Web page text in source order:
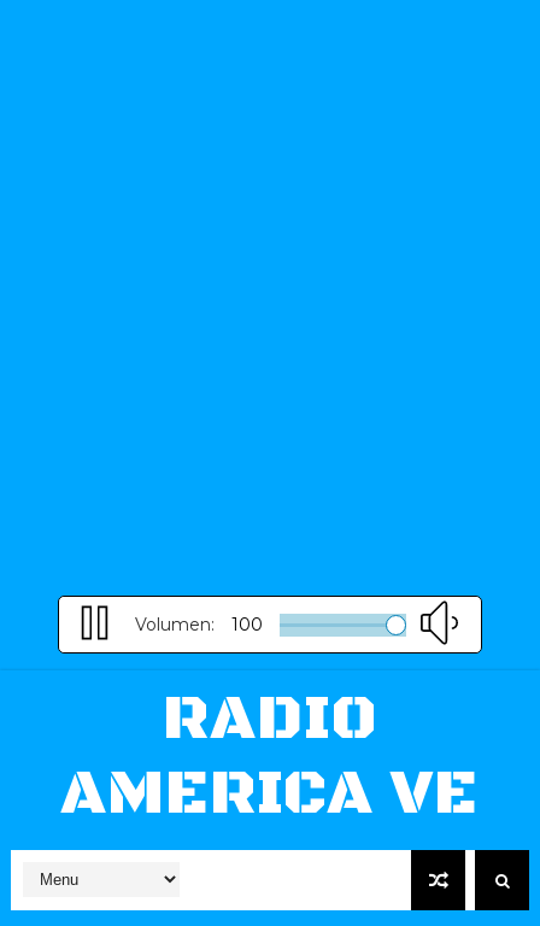
Volumen: 100
RADIO
AMERICA VE